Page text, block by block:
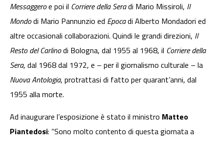
Messaggeroe poi il Corriere della Seradi Mario Missiroli, Il
Mondodi Mario Pannunzio ed Epocadi Alberto Mondadori ed
altre occasionali collaborazioni. Quindi le grandi direzioni, Il
Resto del Carlinodi Bologna, dal 1955 al 1968, il Corriere della
Sera, dal 1968 dal 1972, e – per il giornalismo culturale – la
Nuova Antologia, protrattasi di fatto per quarant’anni, dal
1955 alla morte.
Ad inaugurare l’esposizione è stato il ministro Matteo
Piantedosi: “Sono molto contento di questa giornata a